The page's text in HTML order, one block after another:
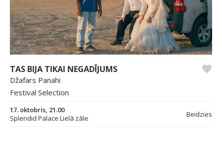
TAS BIJA TIKAI NEGADĪJUMS
Džafars Panahi
Festival Selection
17. oktobris, 21.00
Splendid Palace Lielā zāle
Beidzies